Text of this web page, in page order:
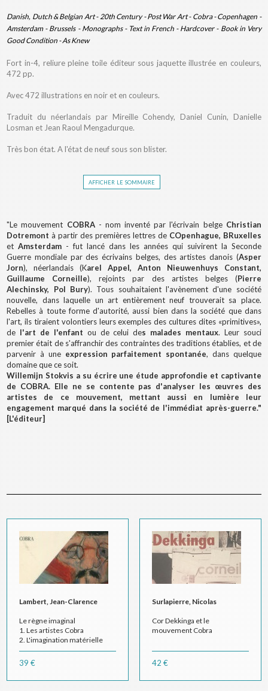
Danish, Dutch & Belgian Art - 20th Century - Post War Art - Cobra - Copenhagen -
Amsterdam - Brussels - Monographs - Text in French - Hardcover - Book in Very
Good Condition - As Knew
Fort in-4, reliure pleine toile éditeur sous jaquette illustrée en couleurs,
472 pp.
Avec 472 illustrations en noir et en couleurs.
Traduit du néerlandais par Mireille Cohendy, Daniel Cunin, Danielle
Losman et Jean Raoul Mengadurque.
Très bon état. A l'état de neuf sous son blister.
afficher le sommaire
"Le mouvement COBRA- nom inventé par l'écrivain belge Christian
Dotremont à partir des premières lettres deCOpenhague, BRuxelles
et Amsterdam - fut lancé dans les années qui suivirent la Seconde
Guerre mondiale par des écrivains belges, des artistes danois (Asper
Jorn), néerlandais (Karel Appel, Anton Nieuwenhuys Constant,
Guillaume Corneille), rejoints par des artistes belges (Pierre
Alechinsky, Pol Bury). Tous souhaitaient l'avènement d'une société
nouvelle, dans laquelle un art entièrement neuf trouverait sa place.
Rebelles à toute forme d'autorité, aussi bien dans la société que dans
l'art, ils tiraient volontiers leurs exemples des cultures dites «primitives»,
de l'art de l'enfant ou de celui des malades mentaux. Leur souci
premier était de s'affranchir des contraintes des traditions établies, et de
parvenir à une expression parfaitement spontanée, dans quelque
domaine que ce soit.
Willemijn Stokvis a su écrire une étude approfondie et captivante
de COBRA. Elle ne se contente pas d'analyser les œuvres des
artistes de ce mouvement, mettant aussi en lumière leur
engagement marqué dans la société de l'immédiat après-guerre."
[L'éditeur]
Lambert, Jean-Clarence
Le règne imaginal
1. Les artistes Cobra
2. L'imagination matérielle
39 €
Surlapierre, Nicolas
Cor Dekkinga et le
mouvement Cobra
42 €